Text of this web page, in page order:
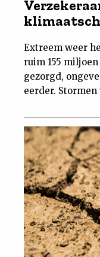
Extreem weer
ruim 155
gezorgd,
eerder. Stormen